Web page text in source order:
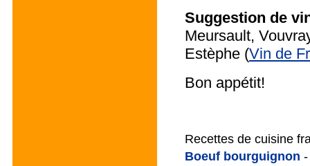
Suggestion de
Meursault,
Estèphe (Vin de
Bon appétit!
Recettes de cuisine
Boeuf bourguignon -